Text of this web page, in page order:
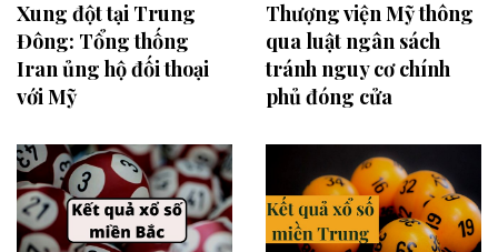
Xung đột tại Trung
Đông: Tổng thống
Iran ủng hộ đối thoại
với Mỹ
Thượng viện Mỹ thông
qua luật ngân sách
tránh nguy cơ chính
phủ đóng cửa